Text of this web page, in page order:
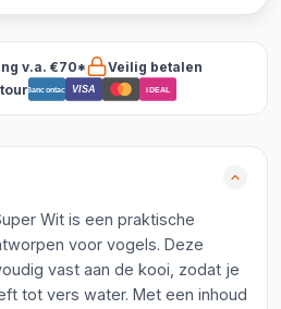
v.a. €70*
Veilig betalen
Bancontact VISA iDEAL
Wit is een praktische
voor vogels. Deze
vast aan de kooi, zodat je
tot vers water. Met een inhoud